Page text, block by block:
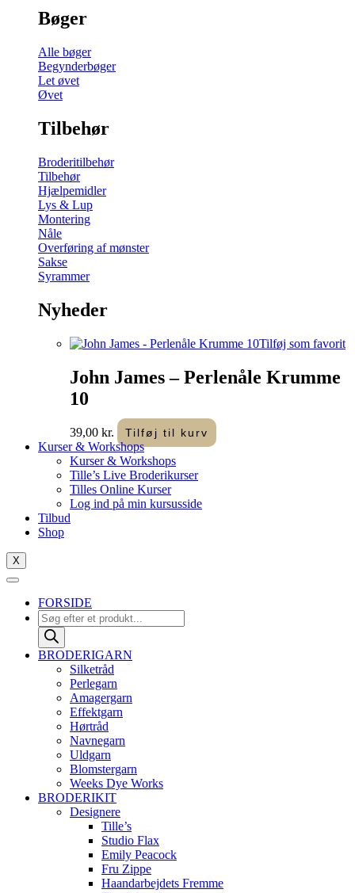
Bøger
Alle bøger
Begynderbøger
Let øvet
Øvet
Tilbehør
Broderitilbehør
Tilbehør
Hjælpemidler
Lys & Lup
Montering
Nåle
Overføring af mønster
Sakse
Syrammer
Nyheder
Tilføj som favorit
John James – Perlenåle Krumme
10
39,00 kr. Tilføj til kurv
Kurser & Workshops
Kurser & Workshops
Tille’s Live Broderikurser
Tilles Online Kurser
Log ind på min kursusside
Tilbud
Shop
X
FORSIDE
Products
search
BRODERIGARN
Silketråd
Perlegarn
Amagergarn
Effektgarn
Hørtråd
Navnegarn
Uldgarn
Blomstergarn
Weeks Dye Works
BRODERIKIT
Designere
Tille’s
Studio Flax
Emily Peacock
Fru Zippe
Haandarbejdets Fremme